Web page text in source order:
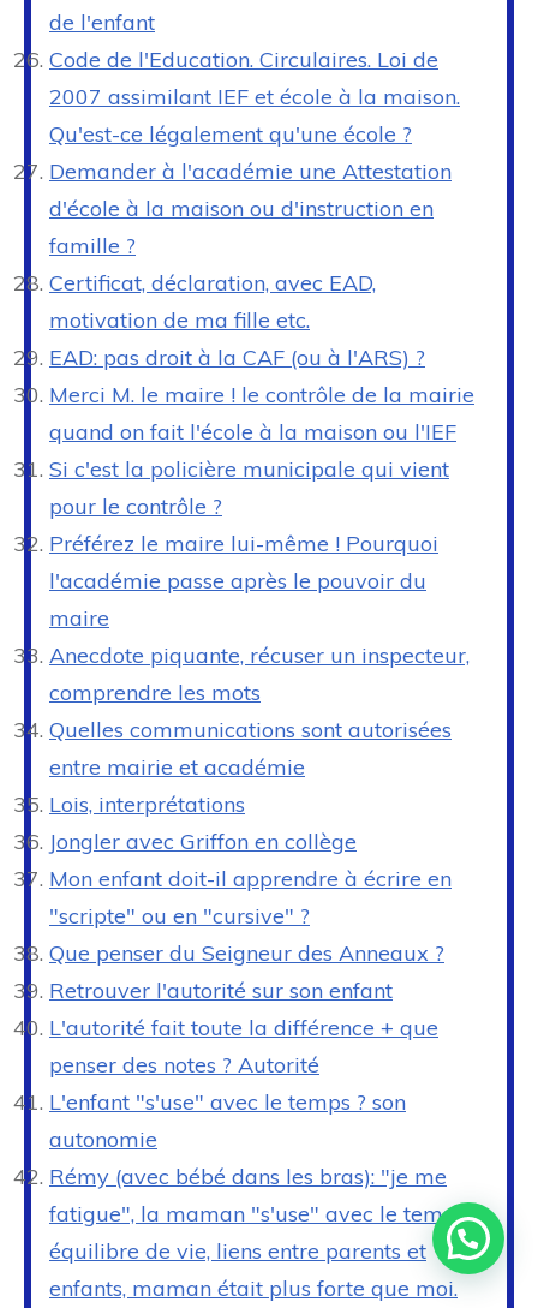
de l'enfant
Code de l'Education. Circulaires. Loi de
2007 assimilant IEF et école à la maison.
Qu'est-ce légalement qu'une école ?
Demander à l'académie une Attestation
d'école à la maison ou d'instruction en
famille ?
Certificat, déclaration, avec EAD,
motivation de ma fille etc.
EAD: pas droit à la CAF (ou à l'ARS) ?
Merci M. le maire ! le contrôle de la mairie
quand on fait l'école à la maison ou l'IEF
Si c'est la policière municipale qui vient
pour le contrôle ?
Préférez le maire lui-même ! Pourquoi
l'académie passe après le pouvoir du
maire
Anecdote piquante, récuser un inspecteur,
comprendre les mots
Quelles communications sont autorisées
entre mairie et académie
Lois, interprétations
Jongler avec Griffon en collège
Mon enfant doit-il apprendre à écrire en
"scripte" ou en "cursive" ?
Que penser du Seigneur des Anneaux ?
Retrouver l'autorité sur son enfant
L'autorité fait toute la différence + que
penser des notes ? Autorité
L'enfant "s'use" avec le temps ? son
autonomie
Rémy (avec bébé dans les bras): "je me
fatigue", la maman "s'use" avec le temps,
équilibre de vie, liens entre parents et
enfants, maman était plus forte que moi.